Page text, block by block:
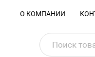
О КОМПАНИИ